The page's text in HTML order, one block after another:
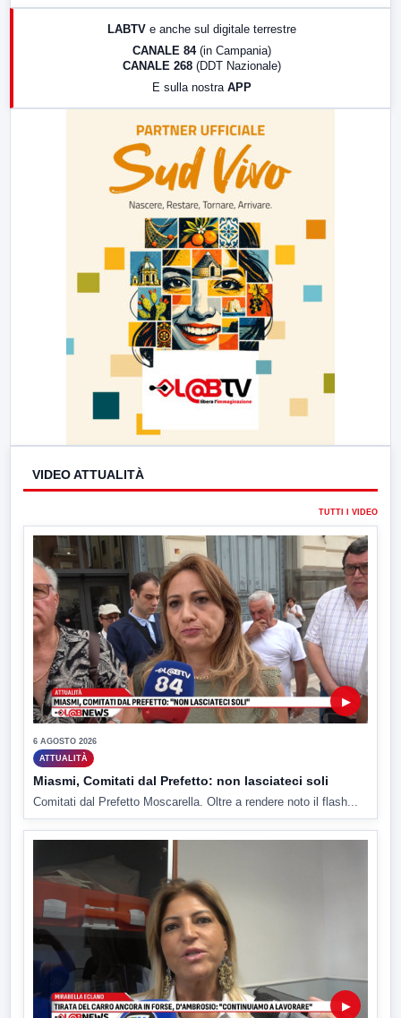
17:00 LabNews (replica)
LABTV e anche sul digitale terrestre
CANALE 84 (in Campania)
CANALE 268 (DDT Nazionale)
E sulla nostra APP
VIDEO ATTUALITÀ
TUTTI I VIDEO
▶
6 AGOSTO 2026
ATTUALITÀ
Miasmi, Comitati dal Prefetto: non lasciateci soli
Comitati dal Prefetto Moscarella. Oltre a rendere noto il flash...
▶